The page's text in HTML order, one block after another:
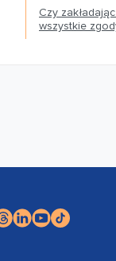
Czy
wszystkie